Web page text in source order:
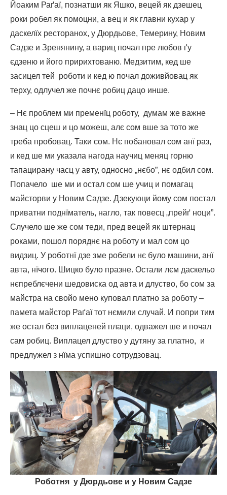
Йоаким Раґаї, познатши як Яшко, вецей як дзешец
роки робел як помоцни, а вец и як главни кухар у
даскелїх ресторанох, у Дюрдьове, Темерину, Новим
Садзе и Зренянину, а вариц почал пре любов ґу
єдзеню и його пририхтованю. Медзитим, кед ше
засицел тей роботи и кед ю почал доживйовац як
терху, одлучел же почнє робиц дацо инше.
– Нє проблем ми пременїц роботу, думам же важне
знац цо сцеш и цо можеш, алє сом вше за тото же
треба пробовац. Таки сом. Нє побановал сом анї раз,
и кед ше ми указала нагода научиц меняц горню
тапацирану часц у авту, односно „нєбо”, нє одбил сом.
Попачело ше ми и остал сом ше учиц и помагац
майсторви у Новим Садзе. Дзекуюци йому сом постал
приватни поднїматель, нагло, так повесц „прейґ ноци”.
Случело ше же сом теди, пред вецей як штернац
роками, пошол поряднє на роботу и мал сом цо
видзиц. У роботнї дзе зме робели нє було машини, анї
авта, нїчого. Шицко було празне. Остали лєм даскельо
нєпреблєчени шедовиска од авта и длуство, бо сом за
майстра на свойо мено куповал платно за роботу –
памета майстор Раґаї тот нємили случай. И попри тим
же остал без виплаценей плаци, одважел ше и почал
сам робиц. Виплацел длуство у дутяну за платно, и
предлужел з нїма успишно сотрудзовац.
Роботня у Дюрдьове и у Новим Садзе